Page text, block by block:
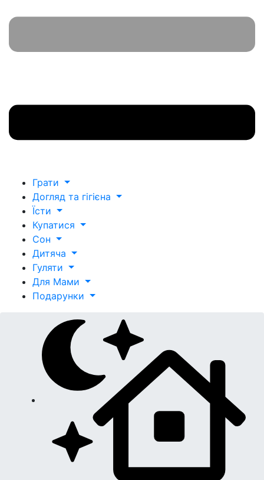
Грати
Догляд та гігієна
Їсти
Купатися
Сон
Дитяча
Гуляти
Для Мами
Подарунки